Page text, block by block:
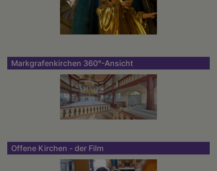
Markgrafenkirchen 360°-Ansicht
Offene Kirchen - der Film